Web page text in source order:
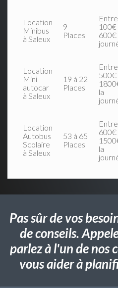
Location
Minibus
à Saleux
9
Places
Entre
600€
Location
Mini
autocar
à Saleux
19 à 22
Places
Entre
la
Location
Autobus
Scolaire
à Saleux
53 à 65
Places
Entre
la
Pas sûr de vos
de conseils.
parlez à l'un de nos
vous aider à